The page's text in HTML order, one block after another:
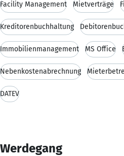
Facility Management Mietverträge
Kreditorenbuchhaltung
Immobilienmanagement MS Office
Nebenkostenabrechnung
DATEV
Werdegang